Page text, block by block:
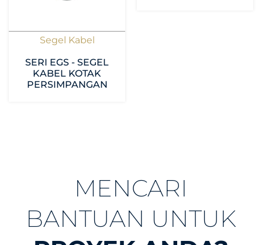
Segel Kabel
SERI EGS - SEGEL
KABEL KOTAK
PERSIMPANGAN
MENCARI
BANTUAN UNTUK